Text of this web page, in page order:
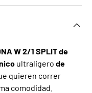
W 2/1 SPLIT de
ultraligero de
quieren correr
comodidad.